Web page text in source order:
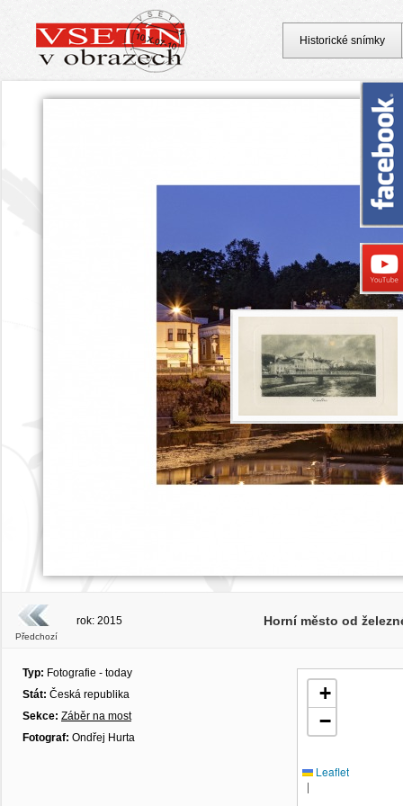
Předchozí
rok: 2015 Horní město od
Typ: Fotografie - today
Stát: Česká republika
Sekce: Záběr na most
Fotograf: Ondřej Hurta
+
−
Leaflet
|
Historické snímky